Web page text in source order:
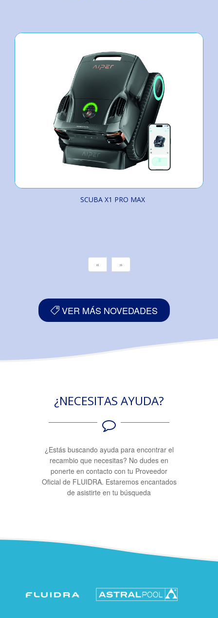
SCUBA X1 PRO MAX
« »
VER MÁS NOVEDADES
¿NECESITAS AYUDA?
¿Estás buscando ayuda para encontrar el
recambio que necesitas? No dudes en
ponerte en contacto con tu Proveedor
Oficial de FLUIDRA. Estaremos encantados
de asistirte en tu búsqueda